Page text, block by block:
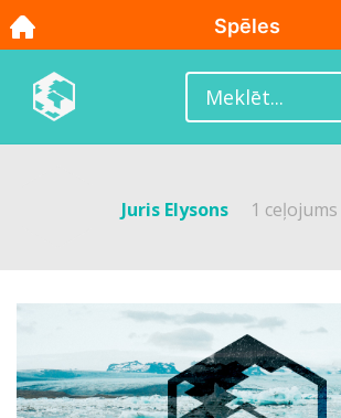
Juris Elysons 1 ceļojums